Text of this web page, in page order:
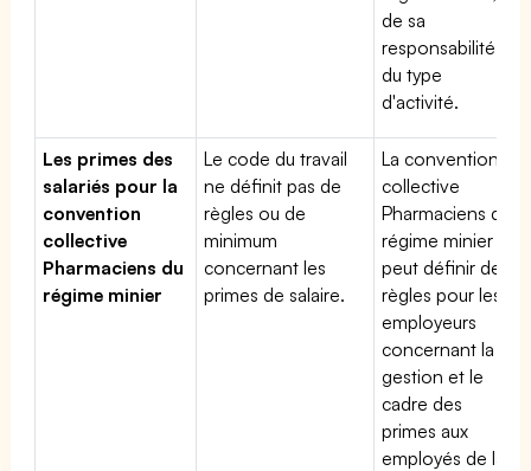
de sa
responsabilité et
du type
d'activité.
Les primes des
salariés pour la
convention
collective
Pharmaciens du
régime minier
Le code du travail
ne définit pas de
règles ou de
minimum
concernant les
primes de salaire.
La convention
collective
Pharmaciens du
régime minier
peut définir des
règles pour les
employeurs
concernant la
gestion et le
cadre des
primes aux
employés de la